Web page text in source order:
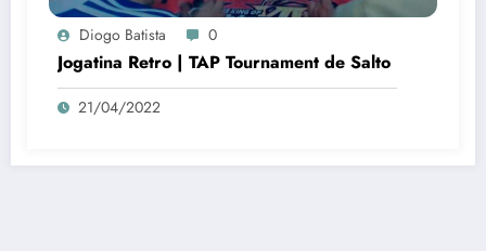
Diogo Batista 0
Jogatina Retro | TAP Tournament de Salto
21/04/2022